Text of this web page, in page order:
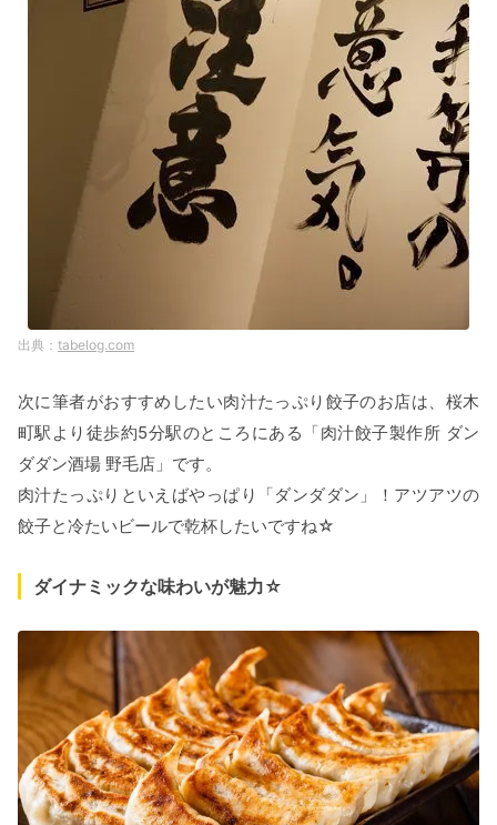
tabelog.com
次に筆者がおすすめしたい肉汁たっぷり餃子のお店は、桜木
町駅より徒歩約5分駅のところにある「肉汁餃子製作所 ダン
ダダン酒場 野毛店」です。
肉汁たっぷりといえばやっぱり「ダンダダン」！アツアツの
餃子と冷たいビールで乾杯したいですね☆
ダイナミックな味わいが魅力☆